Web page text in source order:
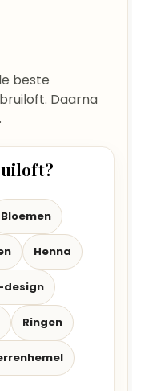
beste
Daarna
Bloemen
Henna
design
Ringen